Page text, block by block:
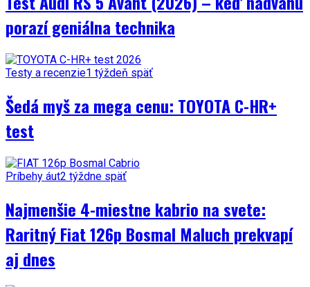
porazí geniálna technika
Testy a recenzie1 týždeň späť
Šedá myš za mega cenu: TOYOTA C-HR+
test
Príbehy áut2 týždne späť
Najmenšie 4-miestne kabrio na svete:
Raritný Fiat 126p Bosmal Maluch prekvapí
aj dnes